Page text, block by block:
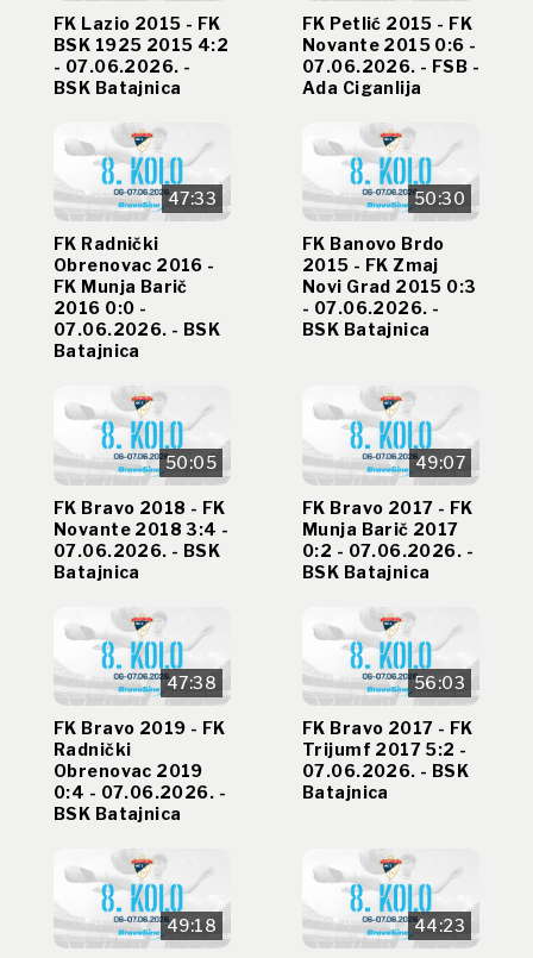
FK Lazio 2015 - FK
BSK 1925 2015 4:2
- 07.06.2026. -
BSK Batajnica
FK Petlić 2015 - FK
Novante 2015 0:6 -
07.06.2026. - FSB -
Ada Ciganlija
47:33
FK Radnički
Obrenovac 2016 -
FK Munja Barič
2016 0:0 -
07.06.2026. - BSK
Batajnica
50:30
FK Banovo Brdo
2015 - FK Zmaj
Novi Grad 2015 0:3
- 07.06.2026. -
BSK Batajnica
50:05
FK Bravo 2018 - FK
Novante 2018 3:4 -
07.06.2026. - BSK
Batajnica
49:07
FK Bravo 2017 - FK
Munja Barič 2017
0:2 - 07.06.2026. -
BSK Batajnica
47:38
FK Bravo 2019 - FK
Radnički
Obrenovac 2019
0:4 - 07.06.2026. -
BSK Batajnica
56:03
FK Bravo 2017 - FK
Trijumf 2017 5:2 -
07.06.2026. - BSK
Batajnica
49:18 44:23